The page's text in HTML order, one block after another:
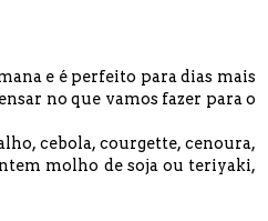
e é perfeito para dias mais
no que vamos fazer para o
cebola, courgette, cenoura,
molho de soja ou teriyaki,